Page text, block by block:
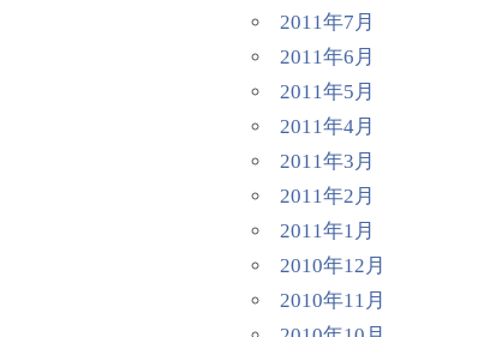
2011年7月
2011年6月
2011年5月
2011年4月
2011年3月
2011年2月
2011年1月
2010年12月
2010年11月